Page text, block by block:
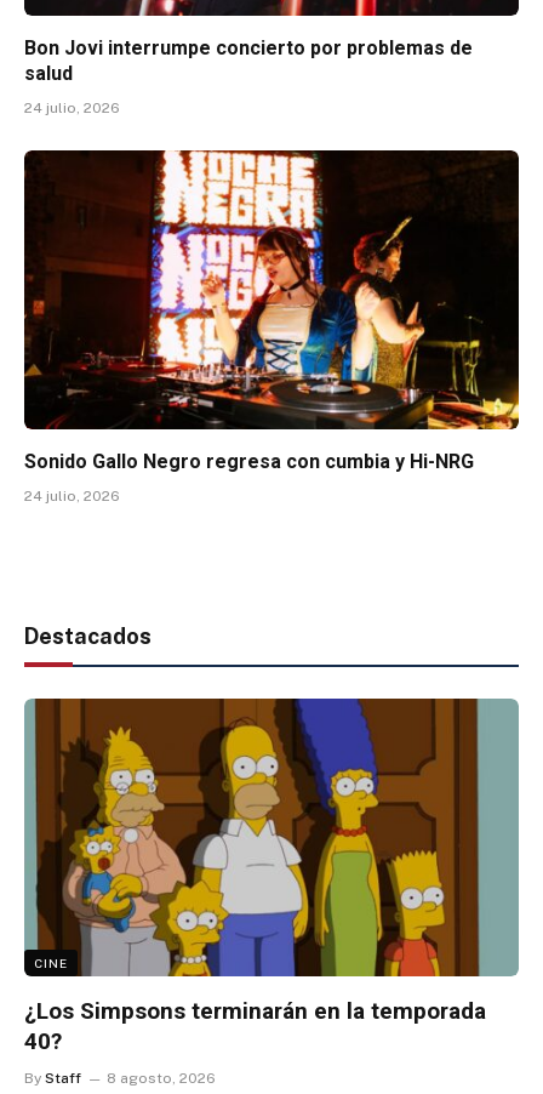
Bon Jovi interrumpe concierto por problemas de
salud
24 julio, 2026
Sonido Gallo Negro regresa con cumbia y Hi-NRG
24 julio, 2026
Destacados
CINE
¿Los Simpsons terminarán en la temporada
40?
By Staff 8 agosto, 2026